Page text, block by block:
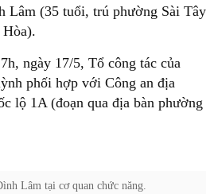
Lâm (35 tuổi, trú phường Sài Tây
ngày 17/5, Tổ công tác của
phối hợp với Công an địa
lộ 1A (đoạn qua địa bàn phường
Lâm tại cơ quan chức năng.